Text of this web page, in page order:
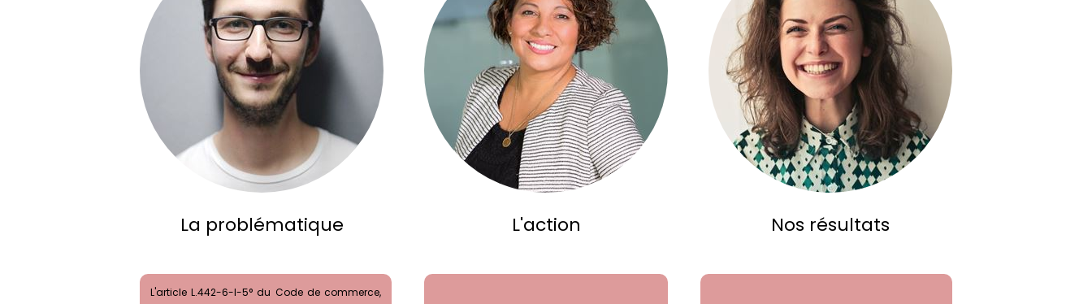
La problématique L'action Nos résultats
L'article L.442-6-I-5° du Code de commerce,